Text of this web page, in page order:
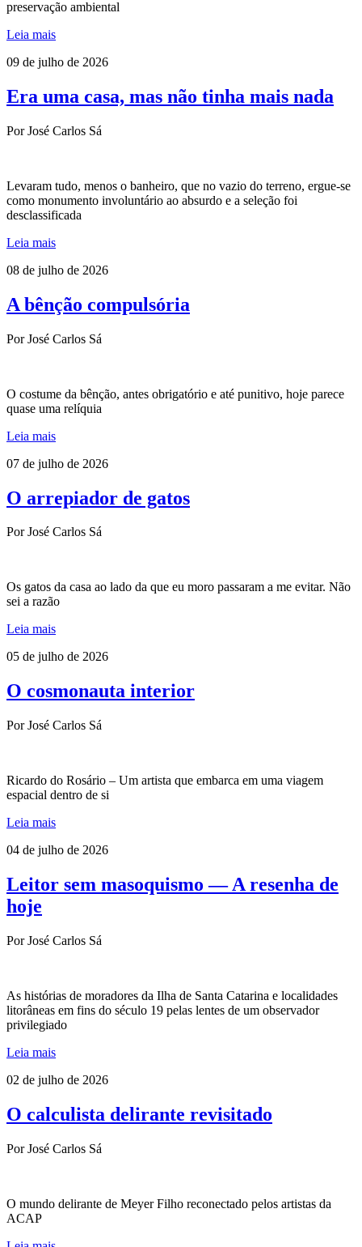
preservação ambiental
Leia mais
09 de julho de 2026
Era uma casa, mas não tinha mais nada
Por José Carlos Sá
Levaram tudo, menos o banheiro, que no vazio do terreno, ergue-se
como monumento involuntário ao absurdo e a seleção foi
desclassificada
Leia mais
08 de julho de 2026
A bênção compulsória
Por José Carlos Sá
O costume da bênção, antes obrigatório e até punitivo, hoje parece
quase uma relíquia
Leia mais
07 de julho de 2026
O arrepiador de gatos
Por José Carlos Sá
Os gatos da casa ao lado da que eu moro passaram a me evitar. Não
sei a razão
Leia mais
05 de julho de 2026
O cosmonauta interior
Por José Carlos Sá
Ricardo do Rosário – Um artista que embarca em uma viagem
espacial dentro de si
Leia mais
04 de julho de 2026
Leitor sem masoquismo — A resenha de
hoje
Por José Carlos Sá
As histórias de moradores da Ilha de Santa Catarina e localidades
litorâneas em fins do século 19 pelas lentes de um observador
privilegiado
Leia mais
02 de julho de 2026
O calculista delirante revisitado
Por José Carlos Sá
O mundo delirante de Meyer Filho reconectado pelos artistas da
ACAP